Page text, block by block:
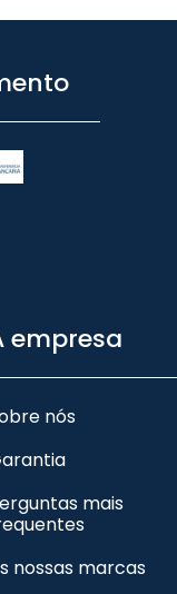
empresa
nós
mais
nossas marcas